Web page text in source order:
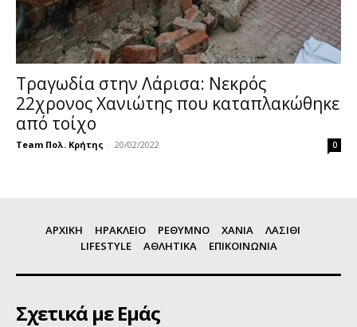
Τραγωδία στην Λάρισα: Νεκρός
22χρονος Χανιώτης που καταπλακώθηκε
από τοίχο
Team Πολ. Κρήτης - 20/02/2022 0
ΑΡΧΙΚΗ ΗΡΑΚΛΕΙΟ ΡΕΘΥΜΝΟ ΧΑΝΙΑ
ΛΑΣΙΘΙ
LIFESTYLE
ΑΘΛΗΤΙΚΑ ΕΠΙΚΟΙΝΩΝΙΑ
Σχετικά με Εμάς